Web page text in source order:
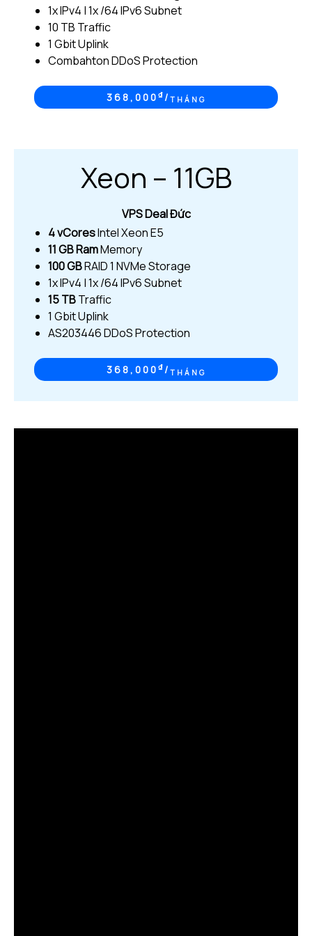
1x IPv4 | 1x /64 IPv6 Subnet
10 TB Traffic
1 Gbit Uplink
Combahton DDoS Protection
368,000 ₫/ THÁNG
Xeon – 11GB
VPS Deal Đức
4 vCoresIntel Xeon E5
11 GBRamMemory
100 GBRAID 1 NVMe Storage
1x IPv4 | 1x /64 IPv6 Subnet
15 TBTraffic
1 Gbit Uplink
AS203446 DDoS Protection
368,000 ₫/ THÁNG